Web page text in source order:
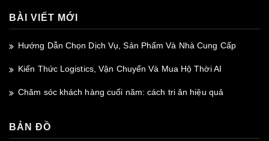
BÀI VIẾT MỚI
Hướng Dẫn Chọn Dịch Vụ, Sản Phẩm Và Nhà Cung Cấp
Kiến Thức Logistics, Vận Chuyển Và Mua Hộ Thời AI
Chăm sóc khách hàng cuối năm: cách tri ân hiệu quả
BẢN ĐỒ